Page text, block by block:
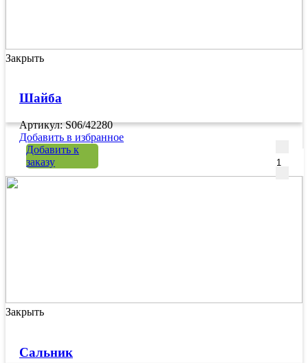
Закрыть
Шайба
Артикул: S06/42280
Добавить в избранное
Добавить к
заказу
Закрыть
Сальник